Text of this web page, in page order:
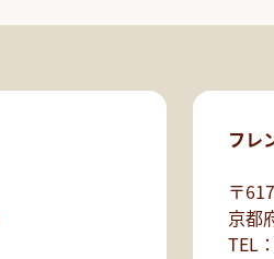
フレ
〒
京都
TEL